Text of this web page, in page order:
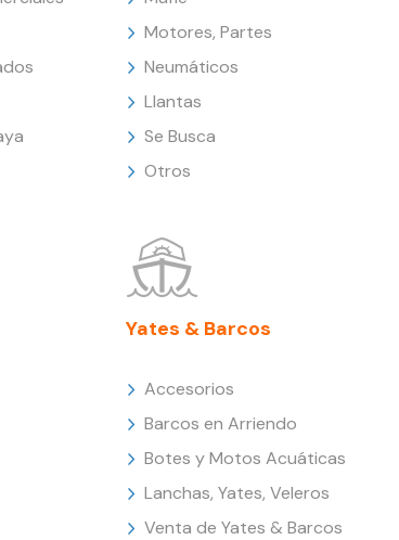
Motores, Partes
Neumáticos
Llantas
Se Busca
Otros
Yates & Barcos
Accesorios
Barcos en Arriendo
Botes y Motos Acuáticas
Lanchas, Yates, Veleros
Venta de Yates & Barcos